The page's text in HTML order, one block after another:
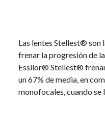
Las lentes Stellest® son
frenar la progresión de
Essilor® Stellest®
un 67% de media, en
monofocales, cuando se